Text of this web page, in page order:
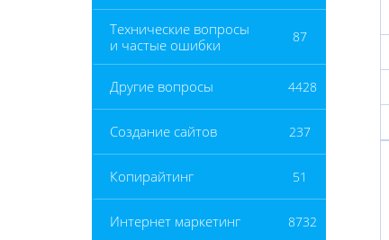
Технические вопросы
и частые ошибки
87
Другие вопросы 4428
Создание сайтов 237
Копирайтинг 51
Интернет маркетинг 8732